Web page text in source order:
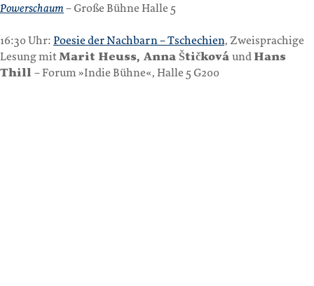
Powerschaum– Große Bühne Halle 5
16:30 Uhr: Poesie der Nachbarn – Tschechien, Zweisprachige
Lesung mitMarit Heuss, Anna Štičková und Hans
Thill – Forum »Indie Bühne«, Halle 5 G200